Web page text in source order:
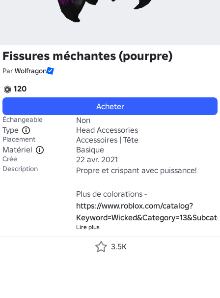
Fissures méchantes (pourpre)
ParWolfragon
120
Acheter
Échangeable
Non
Type
Head Accessories
Placement
Accessoires | Tête
Matériel
Basique
Crée 22 avr. 2021
Description Propre et crispant avec puissance!
https://www.roblox.com/catalog?
Lire plus
3.5K